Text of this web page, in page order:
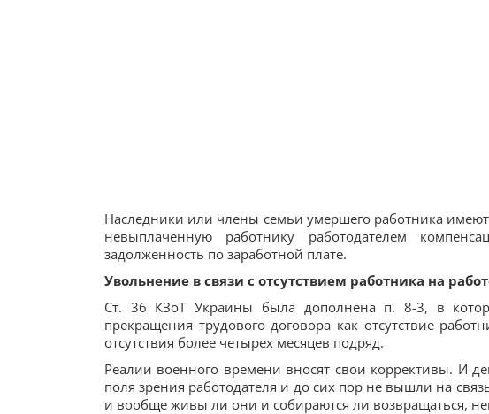
Наследники или члены семьи умершего работника
невыплаченную работнику работодателем
задолженность по заработной плате.
Увольнение в связи с отсутствием работника на
Ст. 36 КЗоТ Украины была дополнена п. 8-3, в
прекращения трудового договора как отсутствие
отсутствия более четырех месяцев подряд.
Реалии военного времени вносят свои коррективы. И
поля зрения работодателя и до сих пор не вышли на
и вообще живы ли они и собираются ли возвращаться,